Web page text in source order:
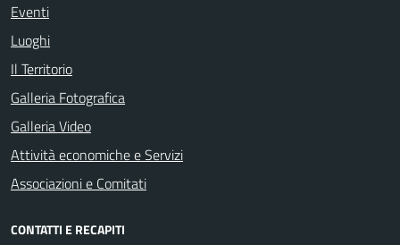
Eventi
Luoghi
Il Territorio
Galleria Fotografica
Galleria Video
Attività economiche e Servizi
Associazioni e Comitati
CONTATTI E RECAPITI